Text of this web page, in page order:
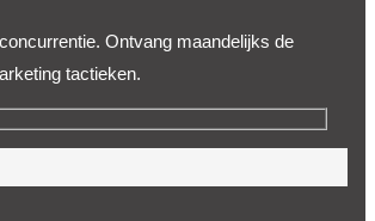
Ontvang maandelijks de
tactieken.